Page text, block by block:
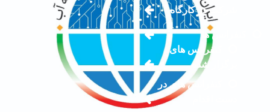
شرکت در کارگاه
کنفرانس ها
کنفرانس های
برگزار شده
کنفرانس های در